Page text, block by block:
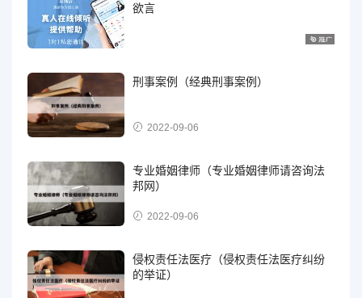
欲言
刑事案例（经典刑事案例）
2022-09-06
专业婚姻律师（专业婚姻律师请咨询法
邦网）
2022-09-06
侵权责任法医疗（侵权责任法医疗纠纷
的举证）